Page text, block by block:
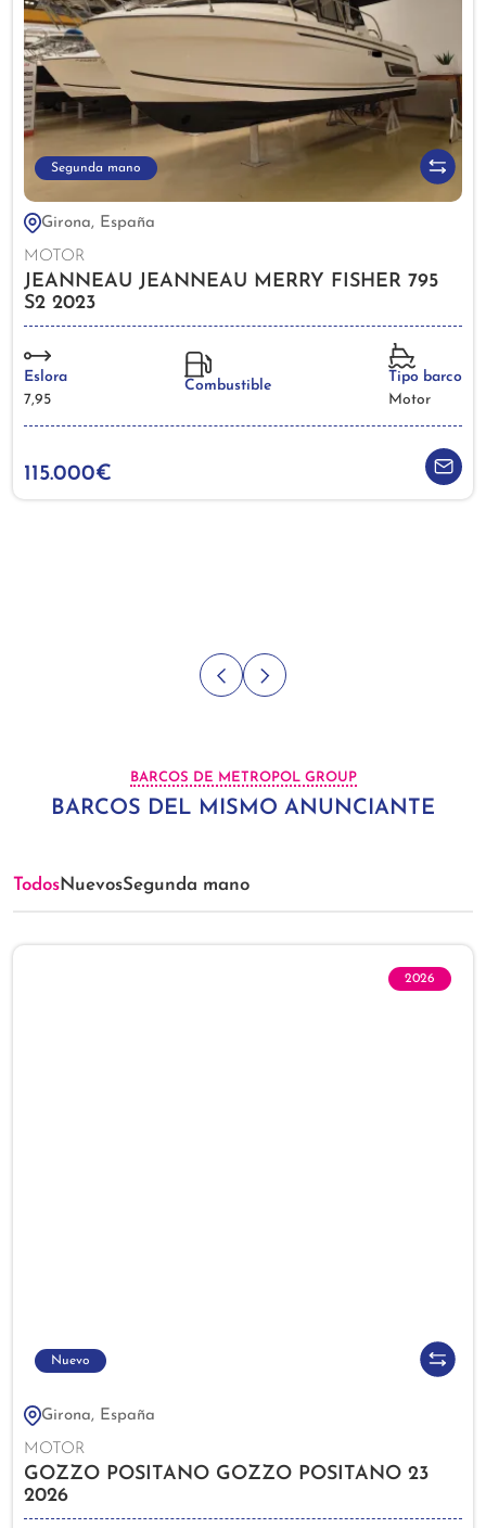
Segunda mano
Girona, España
MOTOR
JEANNEAU JEANNEAU MERRY FISHER 795
S2 2023
Eslora
7,95
Combustible
Tipo barco
Motor
115.000€
BARCOS DE METROPOL GROUP
BARCOS DEL MISMO ANUNCIANTE
TodosNuevosSegunda mano
2026
Nuevo
Girona, España
MOTOR
GOZZO POSITANO GOZZO POSITANO 23
2026